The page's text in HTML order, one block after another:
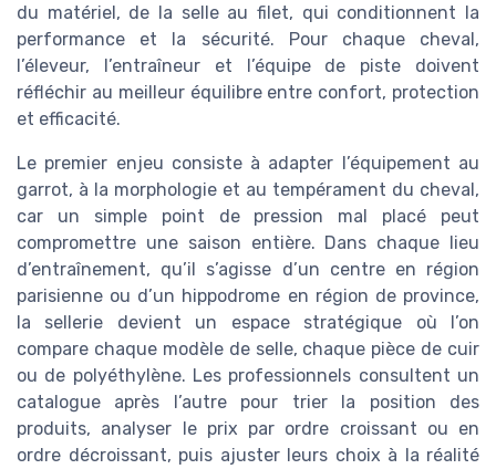
du matériel, de la selle au filet, qui conditionnent la
performance et la sécurité. Pour chaque cheval,
l’éleveur, l’entraîneur et l’équipe de piste doivent
réfléchir au meilleur équilibre entre confort, protection
et efficacité.
Le premier enjeu consiste à adapter l’équipement au
garrot, à la morphologie et au tempérament du cheval,
car un simple point de pression mal placé peut
compromettre une saison entière. Dans chaque lieu
d’entraînement, qu’il s’agisse d’un centre en région
parisienne ou d’un hippodrome en région de province,
la sellerie devient un espace stratégique où l’on
compare chaque modèle de selle, chaque pièce de cuir
ou de polyéthylène. Les professionnels consultent un
catalogue après l’autre pour trier la position des
produits, analyser le prix par ordre croissant ou en
ordre décroissant, puis ajuster leurs choix à la réalité